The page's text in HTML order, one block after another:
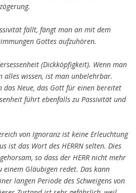
fällt, fängt man an mit dem
Gottes aufzuhören.
(Dickköpfigkeit). Wenn man
alles wissen, ist man unbelehrbar.
Neue, das Gott für einen bereitet
führt ebenfalls zu Passivität und
von Ignoranz ist keine Erleuchtung
ist das Wort des HERRN selten. Dies
so dass der HERR nicht mehr
einem Gläubigen redet. Das kann
langen Periode des Schweigens von